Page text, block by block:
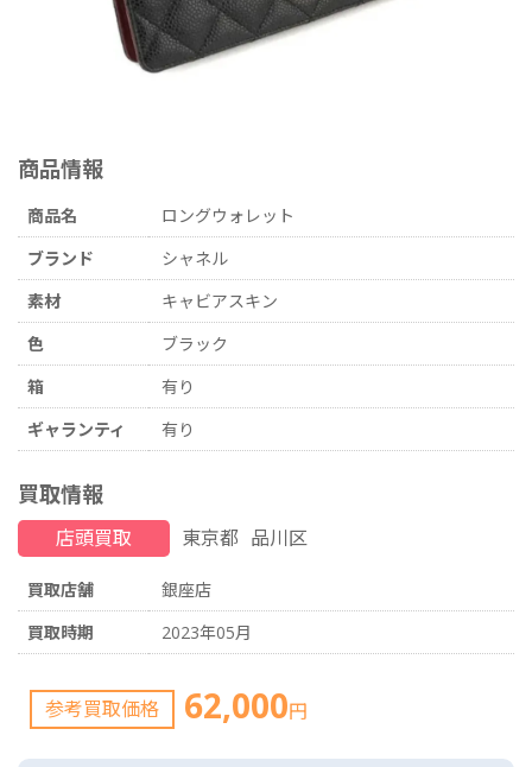
商品情報
商品名
ロングウォレット
ブランド
シャネル
素材
キャビアスキン
色
ブラック
箱
有り
ギャランティ
有り
買取情報
店頭買取 東京都 品川区
買取店舗
銀座店
買取時期
2023年05月
参考買取価格 62,000円